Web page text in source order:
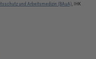
und Arbeitsmedizin (BAuA) , IHK